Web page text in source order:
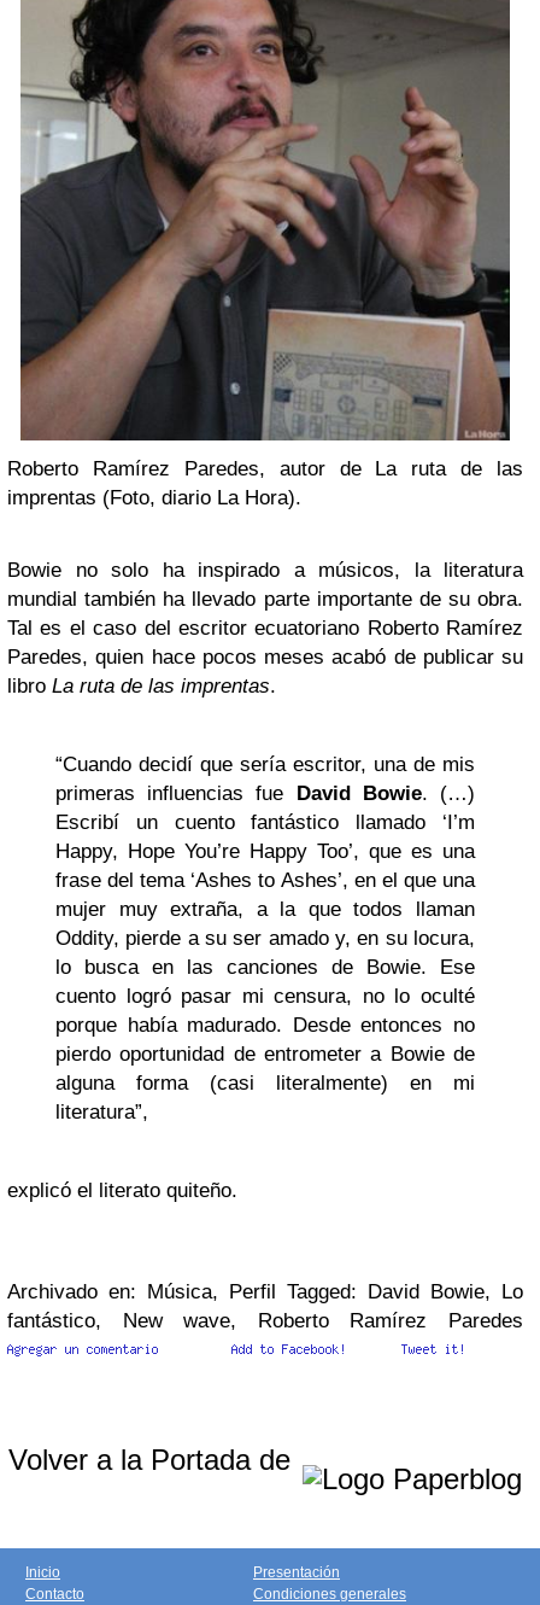
Roberto Ramírez Paredes, autor de La ruta de las
imprentas (Foto, diario La Hora).
Bowie no solo ha inspirado a músicos, la literatura
mundial también ha llevado parte importante de su obra.
Tal es el caso del escritor ecuatoriano Roberto Ramírez
Paredes, quien hace pocos meses acabó de publicar su
libro La ruta de las imprentas.
“Cuando decidí que sería escritor, una de mis
primeras influencias fue David Bowie. (…)
Escribí un cuento fantástico llamado ‘I’m
Happy, Hope You’re Happy Too’, que es una
frase del tema ‘Ashes to Ashes’, en el que una
mujer muy extraña, a la que todos llaman
Oddity, pierde a su ser amado y, en su locura,
lo busca en las canciones de Bowie. Ese
cuento logró pasar mi censura, no lo oculté
porque había madurado. Desde entonces no
pierdo oportunidad de entrometer a Bowie de
alguna forma (casi literalmente) en mi
literatura”,
explicó el literato quiteño.
Archivado en: Música, Perfil Tagged: David Bowie, Lo
fantástico, New wave, Roberto Ramírez Paredes
Volver a la Portada de
Inicio
Contacto
Presentación
Condiciones generales